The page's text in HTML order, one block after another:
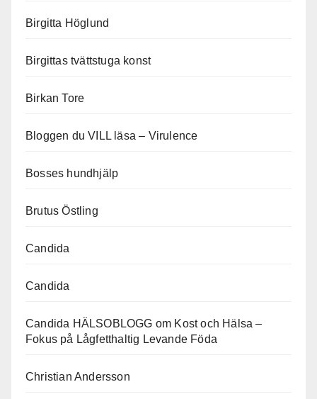
Birgitta Höglund
Birgittas tvättstuga konst
Birkan Tore
Bloggen du VILL läsa – Virulence
Bosses hundhjälp
Brutus Östling
Candida
Candida
Candida HÄLSOBLOGG om Kost och Hälsa –
Fokus på Lågfetthaltig Levande Föda
Christian Andersson